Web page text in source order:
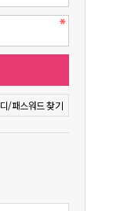
/패스워드 찾기